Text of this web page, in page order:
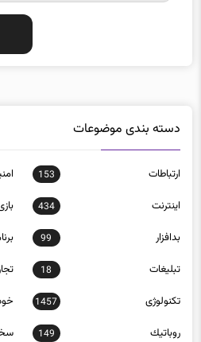
دسته بندی موضوعات
ارتباطات 153
اينترنت 434
بدافزار 99
تبلیغات 18
تکنولوژی 1457
روباتيك 149